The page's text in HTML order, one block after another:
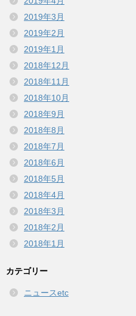
2019年3月
2019年2月
2019年1月
2018年12月
2018年11月
2018年10月
2018年9月
2018年8月
2018年7月
2018年6月
2018年5月
2018年4月
2018年3月
2018年2月
2018年1月
カテゴリー
ニュースetc